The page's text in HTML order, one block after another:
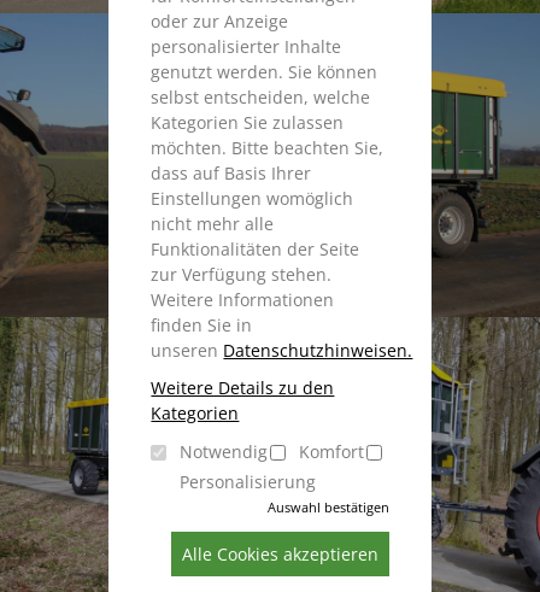
oder zur Anzeige
personalisierter Inhalte
genutzt werden. Sie können
selbst entscheiden, welche
Kategorien Sie zulassen
möchten. Bitte beachten Sie,
dass auf Basis Ihrer
Einstellungen womöglich
nicht mehr alle
Funktionalitäten der Seite
zur Verfügung stehen.
Weitere Informationen
finden Sie in
unseren Datenschutzhinweisen.
Weitere Details zu den
Kategorien
Notwendig
Komfort
Personalisierung
Auswahl bestätigen
Alle Cookies akzeptieren